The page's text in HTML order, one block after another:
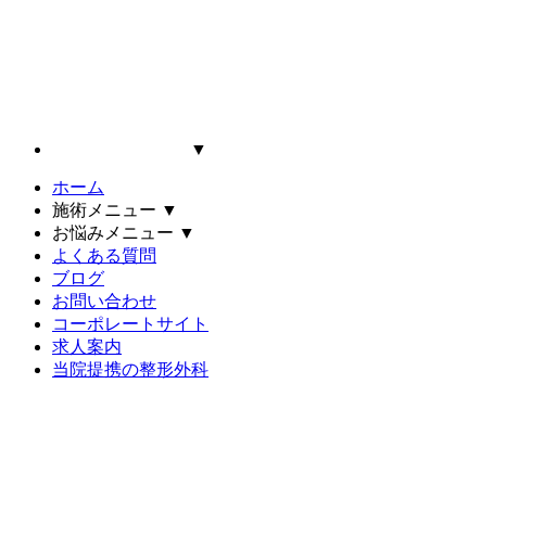
▼
ホーム
施術メニュー ▼
お悩みメニュー ▼
よくある質問
ブログ
お問い合わせ
コーポレートサイト
求人案内
当院提携の整形外科